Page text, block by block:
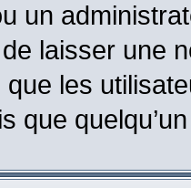
un
laisser une
les
que